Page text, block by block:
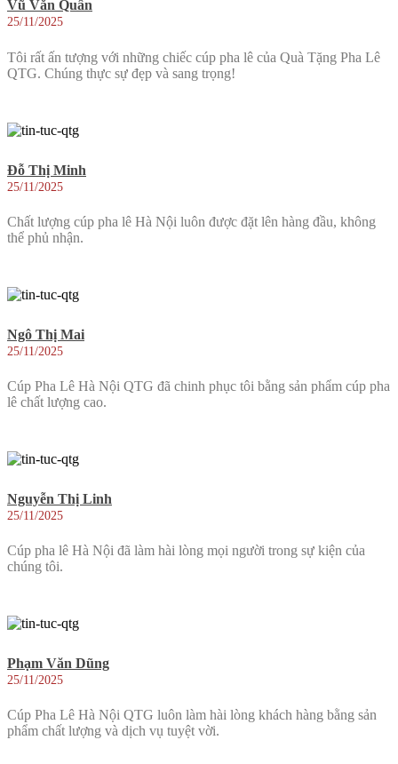
Vũ Văn Quân
25/11/2025
Tôi rất ấn tượng với những chiếc cúp pha lê của Quà Tặng Pha Lê
QTG. Chúng thực sự đẹp và sang trọng!
Đỗ Thị Minh
25/11/2025
Chất lượng cúp pha lê Hà Nội luôn được đặt lên hàng đầu, không
thể phủ nhận.
Ngô Thị Mai
25/11/2025
Cúp Pha Lê Hà Nội QTG đã chinh phục tôi bằng sản phẩm cúp pha
lê chất lượng cao.
Nguyễn Thị Linh
25/11/2025
Cúp pha lê Hà Nội đã làm hài lòng mọi người trong sự kiện của
chúng tôi.
Phạm Văn Dũng
25/11/2025
Cúp Pha Lê Hà Nội QTG luôn làm hài lòng khách hàng bằng sản
phẩm chất lượng và dịch vụ tuyệt vời.